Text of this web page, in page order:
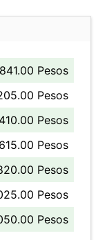
841.00 Pesos
Pesos
Pesos
Pesos
Pesos
Pesos
Pesos